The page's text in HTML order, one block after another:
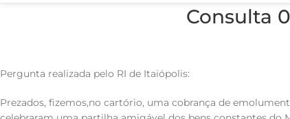
Consulta
Pergunta realizada pelo RI de Itaiópolis:
Prezados, fizemos,no cartório, uma cobrança de